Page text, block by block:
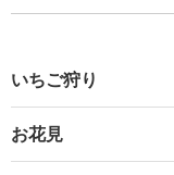
いちご狩り
お花見